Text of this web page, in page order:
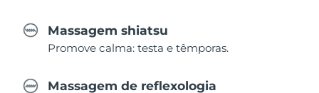
Massagem shiatsu
Promove calma: testa e têmporas.
Massagem de reflexologia